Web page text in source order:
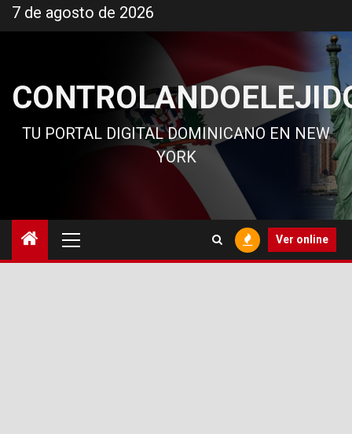
al
7 de agosto de 2026
TU PORTAL DIGITAL DOMINICANO EN NEW
YORK
principal
Ver online